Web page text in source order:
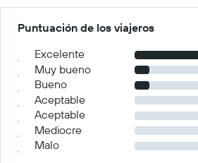
Puntuación de los viajeros
Excelente
Muy bueno
Bueno
Aceptable
Aceptable
Mediocre
Malo